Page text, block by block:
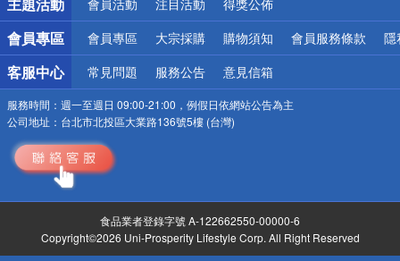
會員活動 注目活動 得獎公佈
會員專區 會員專區 大宗採購 購物須知 會員服務條款 隱
客服中心 常見問題 服務公告 意見信箱
服務時間： 週一至週日 09:00-21:00，例假日依網站公告為主
公司地址： 台北市北投區大業路136號5樓 (台灣)
食品業者登錄字號 A-122662550-00000-6
Copyright©2026 Uni-Prosperity Lifestyle Corp. All Right Reserved